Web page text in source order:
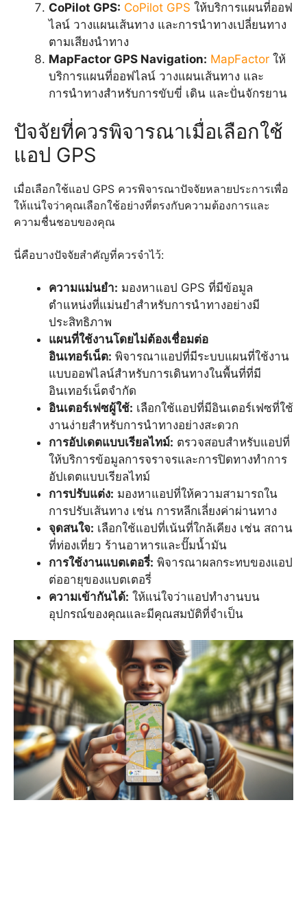
CoPilot GPS: CoPilot GPS ให้บริการแผนที่ออฟ
ไลน์ วางแผนเส้นทาง และการนำทางเปลี่ยนทาง
ตามเสียงนำทาง
MapFactor GPS Navigation: MapFactor ให้
บริการแผนที่ออฟไลน์ วางแผนเส้นทาง และ
การนำทางสำหรับการขับขี่ เดิน และปั่นจักรยาน
ปัจจัยที่ควรพิจารณาเมื่อเลือกใช้
แอป GPS
เมื่อเลือกใช้แอป GPS ควรพิจารณาปัจจัยหลายประการเพื่อ
ให้แน่ใจว่าคุณเลือกใช้อย่างที่ตรงกับความต้องการและ
ความชื่นชอบของคุณ
นี่คือบางปัจจัยสำคัญที่ควรจำไว้:
ความแม่นยำ: มองหาแอป GPS ที่มีข้อมูล
ตำแหน่งที่แม่นยำสำหรับการนำทางอย่างมี
ประสิทธิภาพ
แผนที่ใช้งานโดยไม่ต้องเชื่อมต่อ
อินเทอร์เน็ต: พิจารณาแอปที่มีระบบแผนที่ใช้งาน
แบบออฟไลน์สำหรับการเดินทางในพื้นที่ที่มี
อินเทอร์เน็ตจำกัด
อินเตอร์เฟซผู้ใช้: เลือกใช้แอปที่มีอินเตอร์เฟซที่ใช้
งานง่ายสำหรับการนำทางอย่างสะดวก
การอัปเดตแบบเรียลไทม์: ตรวจสอบสำหรับแอปที่
ให้บริการข้อมูลการจราจรและการปิดทางทำการ
อัปเดตแบบเรียลไทม์
การปรับแต่ง: มองหาแอปที่ให้ความสามารถใน
การปรับเส้นทาง เช่น การหลีกเลี่ยงค่าผ่านทาง
จุดสนใจ: เลือกใช้แอปที่เน้นที่ใกล้เคียง เช่น สถาน
ที่ท่องเที่ยว ร้านอาหารและปั๊มน้ำมัน
การใช้งานแบตเตอรี่: พิจารณาผลกระทบของแอป
ต่ออายุของแบตเตอรี่
ความเข้ากันได้: ให้แน่ใจว่าแอปทำงานบน
อุปกรณ์ของคุณและมีคุณสมบัติที่จำเป็น